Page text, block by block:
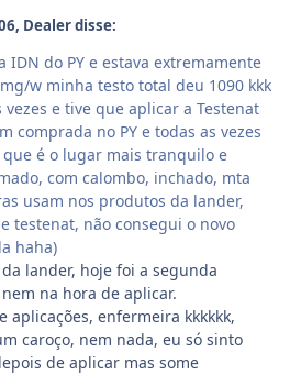
Dealer disse:
IDN do PY e estava extremamente
w minha testo total deu 1090 kkk
e tive que aplicar a Testenat
comprada no PY e todas as vezes
é o lugar mais tranquilo e
com calombo, inchado, mta
usam nos produtos da lander,
testenat, não consegui o novo
haha)
lander, hoje foi a segunda
na hora de aplicar.
aplicações, enfermeira kkkkkk,
caroço, nem nada, eu só sinto
de aplicar mas some